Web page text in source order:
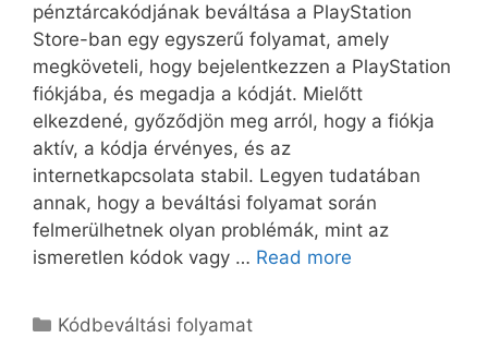
pénztárcakódjának beváltása a PlayStation
Store-ban egy egyszerű folyamat, amely
megköveteli, hogy bejelentkezzen a PlayStation
fiókjába, és megadja a kódját. Mielőtt
elkezdené, győződjön meg arról, hogy a fiókja
aktív, a kódja érvényes, és az
internetkapcsolata stabil. Legyen tudatában
annak, hogy a beváltási folyamat során
felmerülhetnek olyan problémák, mint az
ismeretlen kódok vagy … Read more
Categories
Kódbeváltási folyamat